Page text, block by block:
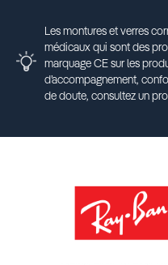
Les montures et verres
médicaux qui sont des
marquage CE sur les
d’accompagnement,
de doute, consultez un